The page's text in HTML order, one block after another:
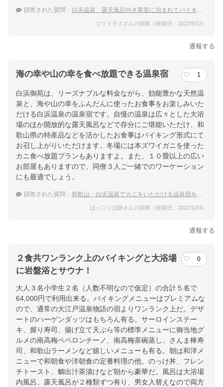
回答された質問： 白浜温泉 露天風呂付き客室に泊まれてバイキングが楽しめる宿
コリドラスさんの回答（投稿日：2022/5/12）
通報する
海の幸や山の幸を食べ放題できる温泉宿 1
白浜御苑は、リーズナブルな料金ながら、効能豊かな天然温
泉と、海や山の幸をふんだんに使ったお食事をお楽しみいた
だける白浜温泉の温泉宿です。自慢の温泉は広々とした大浴
場のほか開放的な露天風呂などで存分にご堪能いただけ、和
歌山県の特産品などを活かしたお食事はバイキング形式にて
お召し上がりいただけます。冬場には本ズワイガニを使った
カニ食べ放題プランもありますよ。また、１０畳以上の広い
お部屋もありますので、同僚３人ご一緒でのワーケーション
にも最適でしょう。
回答された質問： 和歌山・白浜温泉でカニをいただける温泉宿を教えてください。
ほっこり法師さんの回答（投稿日：2022/1/24）
通報する
２食共ワンランク上のバイキングと大浴場
に岩盤浴とサウナ！
0
大人３名小学生２名（人数不明なので仮定）の合計５名で
64,000円で利用出来る。バイキングメニューはプレミアムな
ので、通常の大江戸温泉物語の宿よりワンランク上だ。デザ
ートのハーゲンダッツはもちろん有る。サーロインステー
キ、握り寿司、揚げ立て天ぷら等の標準メニューに御当地グ
ルメの南高梅ペペロンチーノ、南高梅茶碗蒸し、さんま棒寿
司、和歌山ラーメンなど嬉しいメニューも有る。朝は和洋メ
ニューで和朝食や洋朝食の定番料理の他、のっけ丼、フレン
チトースト、鯛出汁茶漬けなど朝から豪華だ。風呂は大浴場
内風呂、露天風呂が２種類ずつ有り、男女入替えなので両方